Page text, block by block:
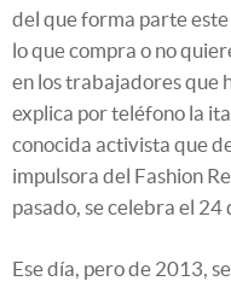
del que forma parte
lo que compra o no
en los trabajadores que
explica por teléfono la
conocida activista que
impulsora del Fashion
pasado, se celebra el 24
Ese día, pero de 2013,